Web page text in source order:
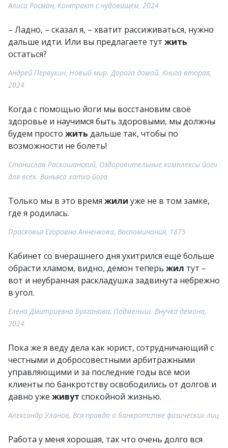
Алиса Росман, Контракт с чудовищем, 2024
– Ладно, – сказал я, – хватит рассиживаться, нужно
дальше идти. Или вы предлагаете тут жить
остаться?
Андрей Первухин, Новый мир. Дорога домой. Книга вторая,
2024
Когда с помощью йоги мы восстановим своё
здоровье и научимся быть здоровыми, мы должны
будем просто жить дальше так, чтобы по
возможности не болеть!
Станислав Раскошанский, Оздоровительные комплексы йоги
для всех. Виньяса хатха-йога
Только мы в это время жили уже не в том замке,
где я родилась.
Прасковья Егоровна Анненкова, Воспоминания, 1875
Кабинет со вчерашнего дня ухитрился ещё больше
обрасти хламом, видно, демон теперь жил тут –
вот и неубранная раскладушка задвинута небрежно
в угол.
Елена Дмитриевна Булганова, Подменыш. Внучка демона,
2024
Пока же я веду дела как юрист, сотрудничающий с
честными и добросовестными арбитражными
управляющими и за последние годы все мои
клиенты по банкротству освободились от долгов и
давно уже живут спокойной жизнью.
Александр Уланов, Вся правда о банкротстве физических лиц
Работа у меня хорошая, так что очень долго вся